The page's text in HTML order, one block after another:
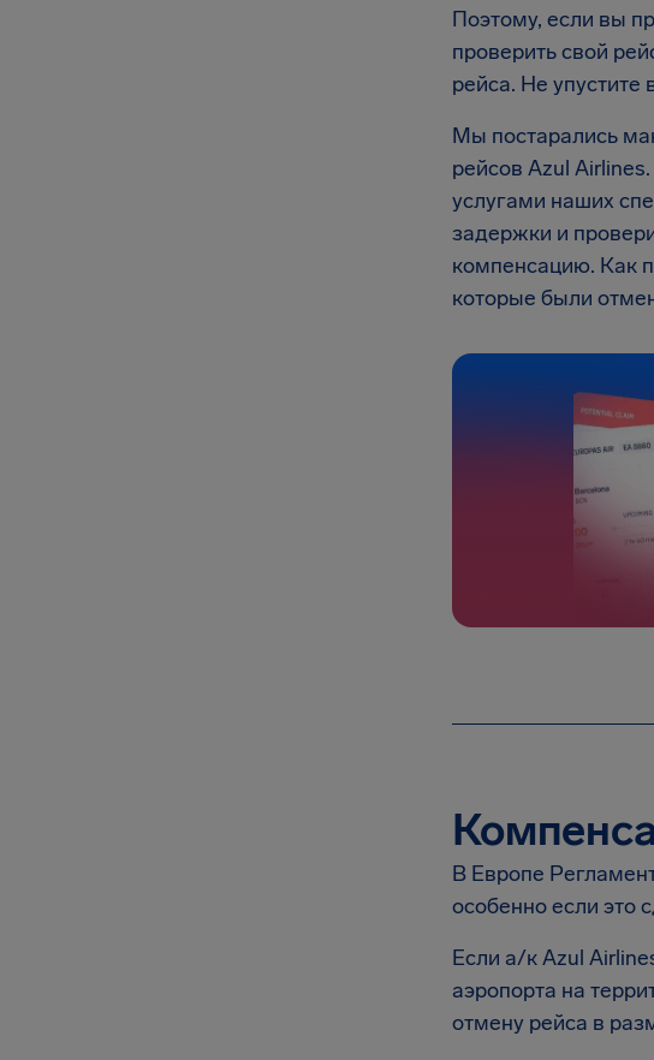
Поэтому, если вы
проверить свой
рейса. Не упустите
Мы постарались
рейсов Azul
услугами наших
задержки и
компенсацию. Как
которые были
В Европе
особенно если это
Если а/к Azul
аэропорта на
отмену рейса в